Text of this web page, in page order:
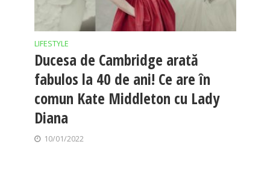
LIFESTYLE
Ducesa de Cambridge arată
fabulos la 40 de ani! Ce are în
comun Kate Middleton cu Lady
Diana
10/01/2022